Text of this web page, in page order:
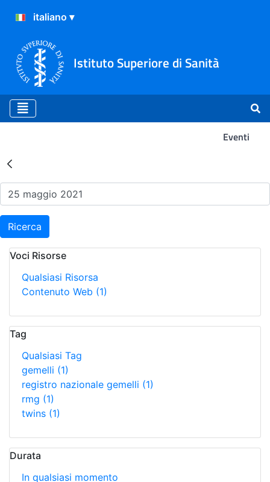
Istituto Superiore di Sanità
Eventi
Risultati della Ricerca -
Ricerca
Voci Risorse
Qualsiasi Risorsa
Contenuto Web (1)
Tag
Qualsiasi Tag
gemelli (1)
registro nazionale gemelli (1)
rmg (1)
twins (1)
Durata
In qualsiasi momento